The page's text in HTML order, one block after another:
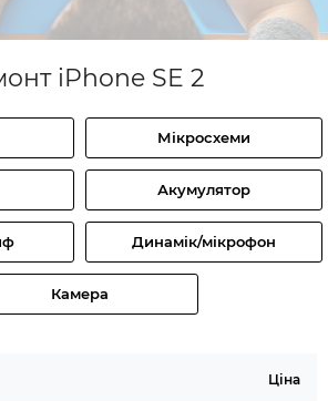
iPhone SE 2
Мікросхеми
Акумулятор
Динамік/мікрофон
Камера
Ціна